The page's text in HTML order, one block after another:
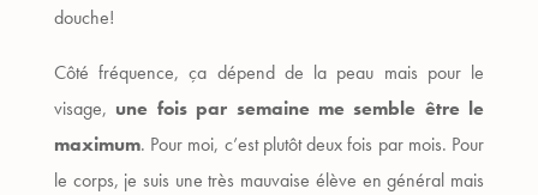
douche!
Côté fréquence, ça dépend de la peau mais pour le
visage, une fois par semaine me semble être le
maximum. Pour moi, c’est plutôt deux fois par mois. Pour
le corps, je suis une très mauvaise élève en général mais